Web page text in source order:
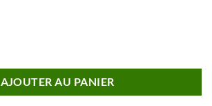
AJOUTER AU PANIER